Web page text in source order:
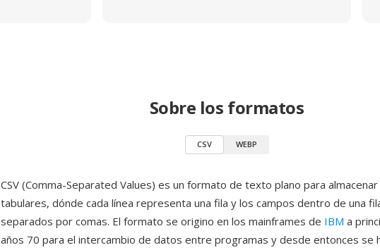
Sobre los formatos
CSV WEBP
CSV (Comma-Separated Values) es un formato de texto plano para
tabulares, dónde cada línea representa una fila y los campos dentro de una
separados por comas. El formato se origino en los mainframes de IBM a
años 70 para el intercambio de datos entre programas y desde entonces se